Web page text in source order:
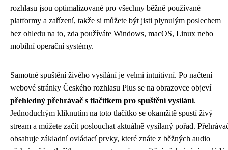
rozhlasu jsou optimalizované pro všechny běžně používané
platformy a zařízení, takže si můžete být jisti plynulým poslechem
bez ohledu na to, zda používáte Windows, macOS, Linux nebo
mobilní operační systémy.
Samotné spuštění živého vysílání je velmi intuitivní. Po načtení
webové stránky Českého rozhlasu Plus se na obrazovce objeví
přehledný přehrávač s tlačítkem pro spuštění vysílání.
Jednoduchým kliknutím na toto tlačítko se okamžitě spustí živý
stream a můžete začít poslouchat aktuálně vysílaný pořad.
obsahuje základní ovládací prvky, které znáte z běžných audio